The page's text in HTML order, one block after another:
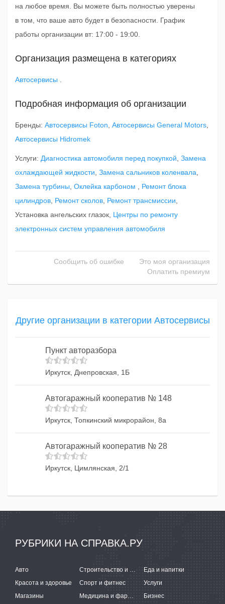
на любое время. Вы можете быть полностью уверены
в том, что ваше авто будет в безопасности. График
работы организации вт: 17:00 - 19:00.
Организация размещена в категориях
Автосервисы
Подробная информация об организации
Бренды: Автосервисы Foton Автосервисы General Motors
Автосервисы Hidromek
Услуги: Диагностика автомобиля перед покупкой Замена
охлаждающей жидкости Замена сальников коленвала
Замена турбины Оклейка карбоном
Ремонт блока
цилиндров Ремонт сколов Ремонт трансмиссии
Установка ангельских глазок, Центры по ремонту
электронных систем управления автомобиля
Сообщить об ошибке
Это моя организация
Оплатить премиум
Другие организации в категории Автосервисы
Пункт авторазбора
Иркутск, Днепровская, 1Б
Автогаражный кооператив № 148
Иркутск, Топкинский микрорайон, 8а
Автогаражный кооператив № 28
Иркутск, Цимлянская, 2/1
РУБРИКИ НА СПРАВКА.РУ
Авто Строительство и ремонт
Еда и напитки
Красота и здоровье
Спорт и фитнес
Услуги
Магазины
Медицина и фармацевтика Бизнес